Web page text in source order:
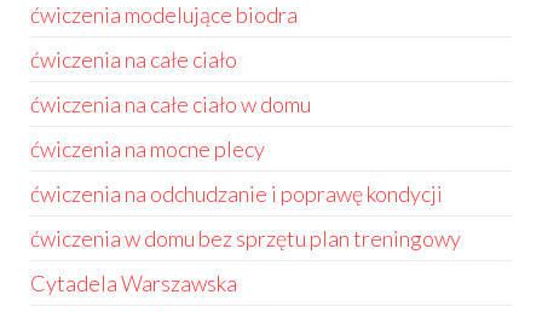
ćwiczenia modelujące biodra
ćwiczenia na całe ciało
ćwiczenia na całe ciało w domu
ćwiczenia na mocne plecy
ćwiczenia na odchudzanie i poprawę kondycji
ćwiczenia w domu bez sprzętu plan treningowy
Cytadela Warszawska